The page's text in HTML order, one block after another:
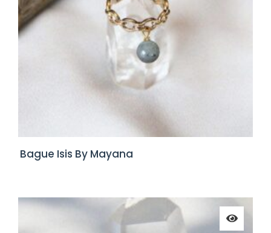
Bague Isis By Mayana